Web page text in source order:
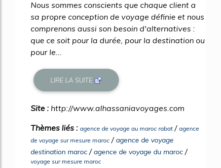
Nous sommes conscients que chaque client a
sa propre conception de voyage définie et nous
comprenons aussi son besoin d'alternatives :
que ce soit pour la durée, pour la destination ou
pour le...
LIRE LA SUITE
Site : http://www.alhassaniavoyages.com
Thèmes liés : agence de voyage au maroc rabat/ agence
de voyage sur mesure maroc /agence de voyage
destination maroc /agence de voyage du maroc /
voyage sur mesure maroc